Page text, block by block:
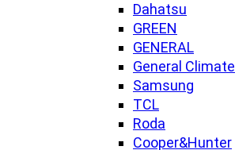
Dahatsu
GREEN
GENERAL
General Climate
Samsung
TCL
Roda
Cooper&Hunter